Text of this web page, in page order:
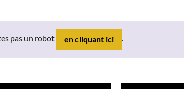
pas un robot en cliquant ici .